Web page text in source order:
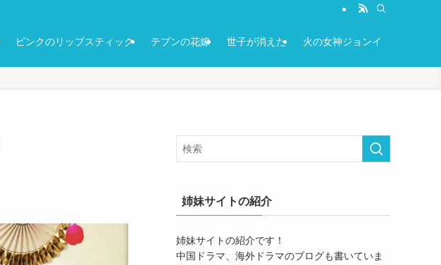
ピンクのリップスティック テプンの花嫁 世子が消えた 火の女神ジョンイ
姉妹サイトの紹介
姉妹サイトの紹介です！
中国ドラマ、海外ドラマのブログも書いていま